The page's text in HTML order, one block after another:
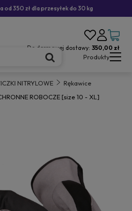
od 350 zł dla przesyłek do 30 kg
Do darmowej dostawy: 350,00 zł
Produkty
NITRYLOWE
Rękawice
ROBOCZE [size 10 - XL]